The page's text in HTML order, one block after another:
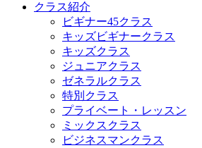
クラス紹介
ビギナー45クラス
キッズビギナークラス
キッズクラス
ジュニアクラス
ゼネラルクラス
特別クラス
プライベート・レッスン
ミックスクラス
ビジネスマンクラス